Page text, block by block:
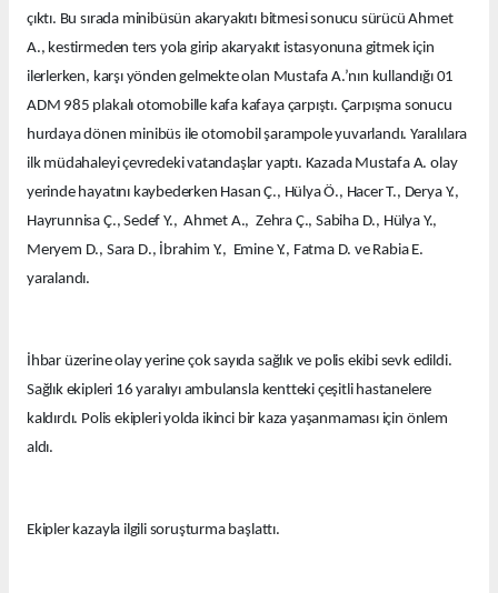
çıktı. Bu sırada minibüsün akaryakıtı bitmesi sonucu sürücü Ahmet
A., kestirmeden ters yola girip akaryakıt istasyonuna gitmek için
ilerlerken, karşı yönden gelmekte olan Mustafa A.’nın kullandığı 01
ADM 985 plakalı otomobille kafa kafaya çarpıştı. Çarpışma sonucu
hurdaya dönen minibüs ile otomobil şarampole yuvarlandı. Yaralılara
ilk müdahaleyi çevredeki vatandaşlar yaptı. Kazada Mustafa A. olay
yerinde hayatını kaybederken Hasan Ç., Hülya Ö., Hacer T., Derya Y.,
Hayrunnisa Ç., Sedef Y., Ahmet A., Zehra Ç., Sabiha D., Hülya Y.,
Meryem D., Sara D., İbrahim Y., Emine Y., Fatma D. ve Rabia E.
yaralandı.
İhbar üzerine olay yerine çok sayıda sağlık ve polis ekibi sevk edildi.
Sağlık ekipleri 16 yaralıyı ambulansla kentteki çeşitli hastanelere
kaldırdı. Polis ekipleri yolda ikinci bir kaza yaşanmaması için önlem
aldı.
Ekipler kazayla ilgili soruşturma başlattı.